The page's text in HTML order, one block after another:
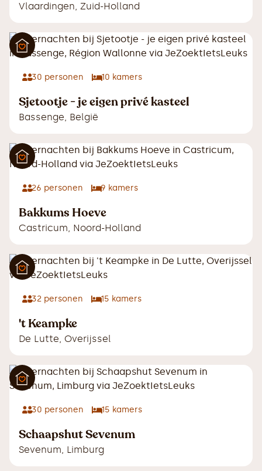
Vlaardingen, Zuid-Holland
30 personen 10 kamers
Sjetootje - je eigen privé kasteel
Bassenge, België
26 personen 9 kamers
Bakkums Hoeve
Castricum, Noord-Holland
32 personen 15 kamers
't Keampke
De Lutte, Overijssel
30 personen 15 kamers
Schaapshut Sevenum
Sevenum, Limburg